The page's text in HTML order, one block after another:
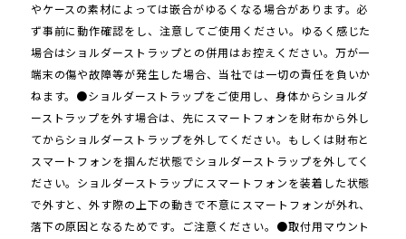
やケースの素材によっては嵌合がゆるくなる場合があります。必
ず事前に動作確認をし、注意してご使用ください。ゆるく感じた
場合はショルダーストラップとの併用はお控えください。万が一
端末の傷や故障等が発生した場合、当社では一切の責任を負いか
ねます。●ショルダーストラップをご使用し、身体からショルダ
ーストラップを外す場合は、先にスマートフォンを財布から外し
てからショルダーストラップを外してください。もしくは財布と
スマートフォンを掴んだ状態でショルダーストラップを外してく
ださい。ショルダーストラップにスマートフォンを装着した状態
で外すと、外す際の上下の動きで不意にスマートフォンが外れ、
落下の原因となるためです。ご注意ください。●取付用マウント